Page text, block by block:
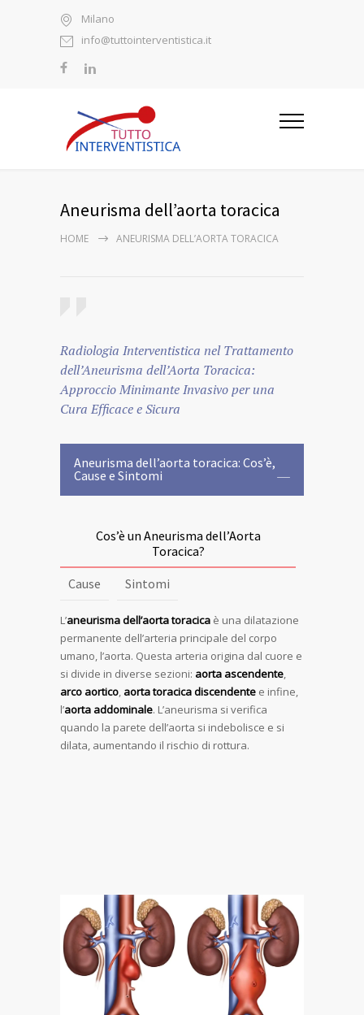
Milano
info@tuttointerventistica.it
Aneurisma dell’aorta toracica
HOME ANEURISMA DELL’AORTA TORACICA
Radiologia Interventistica nel Trattamento
dell’Aneurisma dell’Aorta Toracica:
Approccio Minimante Invasivo per una
Cura Efficace e Sicura
Aneurisma dell’aorta toracica: Cos’è,
Cause e Sintomi
Cos’è un Aneurisma dell’Aorta
Toracica?
Cause
Sintomi
L’aneurisma dell’aorta toracica è una dilatazione
permanente dell’arteria principale del corpo
umano, l’aorta. Questa arteria origina dal cuore e
si divide in diverse sezioni: aorta ascendente,
arco aortico, aorta toracica discendente e infine,
l’aorta addominale. L’aneurisma si verifica
quando la parete dell’aorta si indebolisce e si
dilata, aumentando il rischio di rottura.